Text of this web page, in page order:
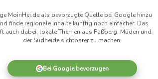
MoinHei.de als bevorzugte Quelle bei Google hinzu
finde regionale Inhalte künftig noch einfacher. Das
auch dabei, lokale Themen aus Faßberg, Müden und
der Südheide sichtbarer zu machen.
Bei Google bevorzugen